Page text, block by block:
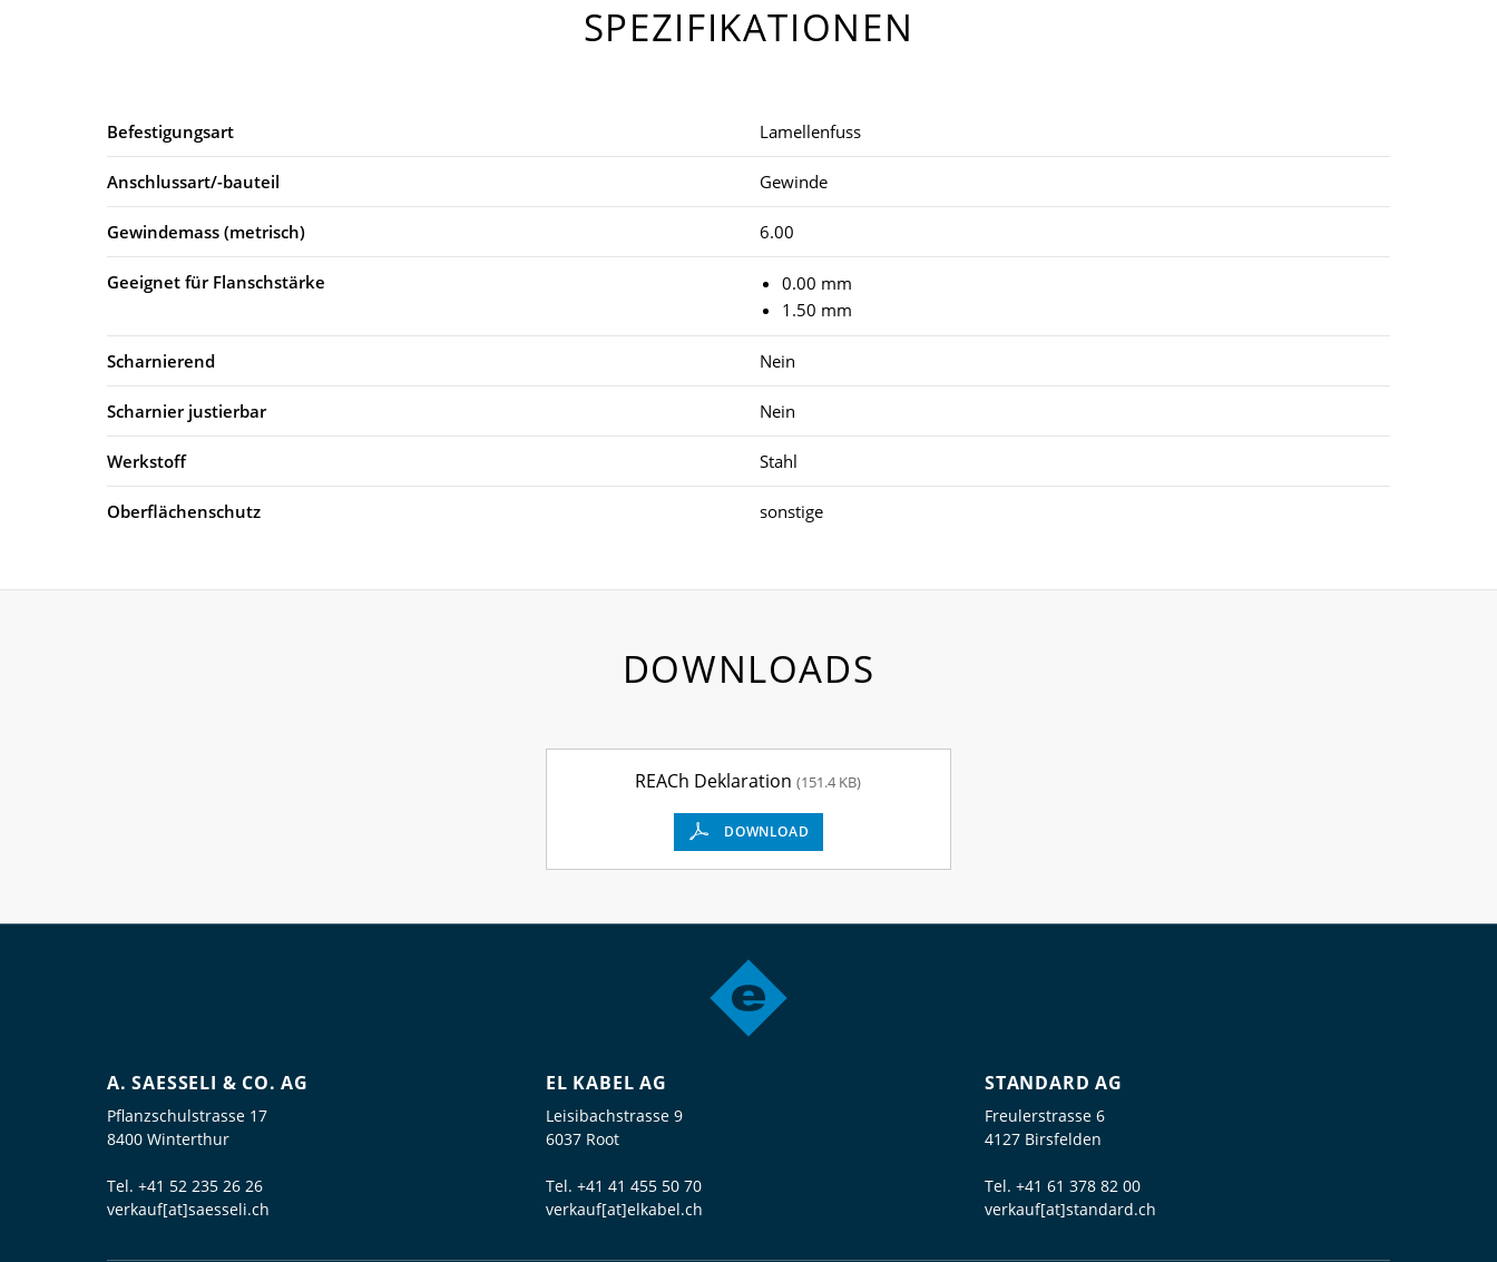
SPEZIFIKATIONEN
Befestigungsart Lamellenfuss
Anschlussart/-bauteil Gewinde
Gewindemass (metrisch) 6.00
Geeignet für Flanschstärke
0.00 mm
1.50 mm
Scharnierend Nein
Scharnier justierbar Nein
Werkstoff Stahl
Oberflächenschutz sonstige
DOWNLOADS
REACh Deklaration(151.4 KB)
DOWNLOAD
A. SAESSELI & CO. AG
Pflanzschulstrasse 17
8400 Winterthur
Tel. +41 52 235 26 26
verkauf[at]saesseli.ch
EL KABEL AG
Leisibachstrasse 9
6037 Root
Tel. +41 41 455 50 70
verkauf[at]elkabel.ch
STANDARD AG
Freulerstrasse 6
4127 Birsfelden
Tel. +41 61 378 82 00
verkauf[at]standard.ch